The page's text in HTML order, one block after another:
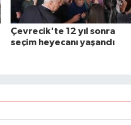
Çevrecik'te 12 yıl sonra
seçim heyecanı yaşandı